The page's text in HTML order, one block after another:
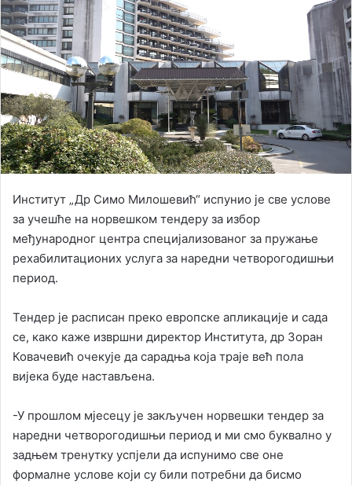
d
e
m
a
i
l
Институт „Др Симо Милошевић“ испунио је све услове
за учешће на норвешком тендеру за избор
међународног центра специјализованог за пружање
рехабилитационих услуга за наредни четворогодишњи
период.
Тендер је расписан преко европске апликације и сада
се, како каже извршни директор Института, др Зоран
Ковачевић очекује да сарадња која траје већ пола
вијека буде настављена.
-У прошлом мјесецу је закључен норвешки тендер за
наредни четворогодишњи период и ми смо буквално у
задњем тренутку успјели да испунимо све оне
формалне услове који су били потребни да бисмо